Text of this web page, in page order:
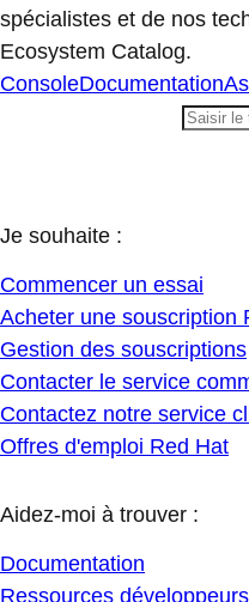
spécialistes et de nos
Ecosystem Catalog.
ConsoleDocumentation
Je souhaite :
Commencer un essai
Acheter une souscription
Gestion des souscriptions
Contacter le service
Contactez notre service
Offres d'emploi Red Hat
Aidez-moi à trouver :
Documentation
Ressources développeurs